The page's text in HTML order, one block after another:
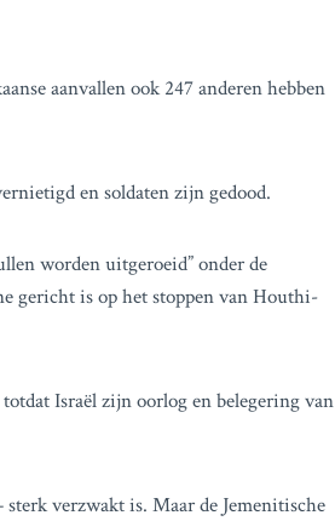
aanvallen ook 247 anderen hebben
en soldaten zijn gedood.
worden uitgeroeid” onder de
gericht is op het stoppen van Houthi-
Israël zijn oorlog en belegering van
verzwakt is. Maar de Jemenitische